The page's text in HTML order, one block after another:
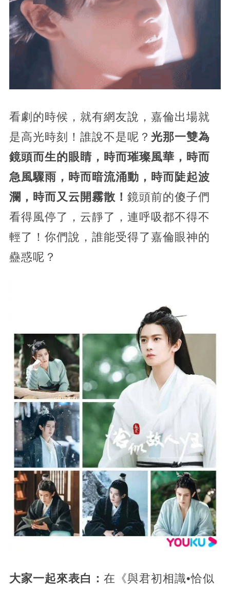
看劇的時候，就有網友說，嘉倫出場就
是高光時刻！誰說不是呢？ 光那一雙為
鏡頭而生的眼睛，時而璀璨風華，時而
急風驟雨，時而暗流涌動，時而陡起波
瀾，時而又云開霧散！ 鏡頭前的傻子們
看得風停了，云靜了，連呼吸都不得不
輕了！你們說，誰能受得了嘉倫眼神的
蠱惑呢？
大家一起來表白： 在《與君初相識•恰似